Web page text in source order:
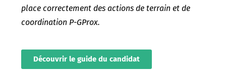
place correctement des actions de terrain et de
coordination P-GProx.
Découvrir le guide du candidat